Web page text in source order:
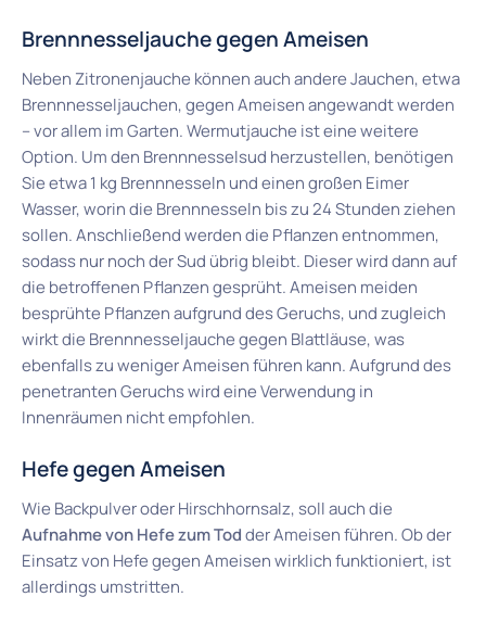
Brennnesseljauche gegen Ameisen
Neben Zitronenjauche können auch andere Jauchen, etwa
Brennnesseljauchen, gegen Ameisen angewandt werden
– vor allem im Garten. Wermutjauche ist eine weitere
Option. Um den Brennnesselsud herzustellen, benötigen
Sie etwa 1 kg Brennnesseln und einen großen Eimer
Wasser, worin die Brennnesseln bis zu 24 Stunden ziehen
sollen. Anschließend werden die Pflanzen entnommen,
sodass nur noch der Sud übrig bleibt. Dieser wird dann auf
die betroffenen Pflanzen gesprüht. Ameisen meiden
besprühte Pflanzen aufgrund des Geruchs, und zugleich
wirkt die Brennnesseljauche gegen Blattläuse, was
ebenfalls zu weniger Ameisen führen kann. Aufgrund des
penetranten Geruchs wird eine Verwendung in
Innenräumen nicht empfohlen.
Hefe gegen Ameisen
Wie Backpulver oder Hirschhornsalz, soll auch die
Aufnahme von Hefe zum Todder Ameisen führen. Ob der
Einsatz von Hefe gegen Ameisen wirklich funktioniert, ist
allerdings umstritten.